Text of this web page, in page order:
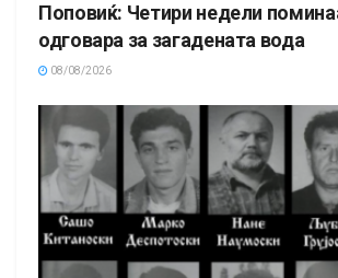
Поповиќ: Четири недели
одговара за загадената вода
08/08/2026